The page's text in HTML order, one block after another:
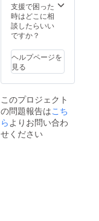
支援で困った
時はどこに相
談したらいい
ですか？
ヘルプページを
見る
このプロジェクト
の問題報告はこち
らよりお問い合わ
せください